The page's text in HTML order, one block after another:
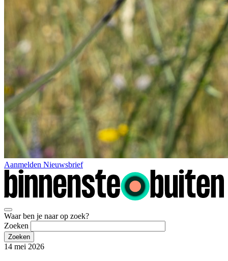
Aanmelden Nieuwsbrief
Waar ben je naar op zoek?
Zoeken
14 mei 2026